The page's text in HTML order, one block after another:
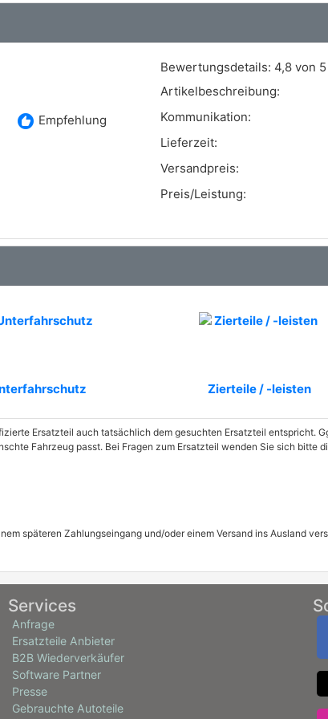
recommend Empfehlung
Bewertungsdetails: 4,8 von 5
Artikelbeschreibung:
Kommunikation:
Lieferzeit:
Versandpreis:
Preis/Leistung:
Zierteile / -leisten
Ersatzteil auch tatsächlich dem gesuchten Ersatzteil entspricht.
Fahrzeug passt. Bei Fragen zum Ersatzteil wenden Sie sich bitte
späteren Zahlungseingang und/oder einem Versand ins Ausland
Services
Anfrage
Ersatzteile Anbieter
B2B Wiederverkäufer
Software Partner
Presse
Gebrauchte Autoteile